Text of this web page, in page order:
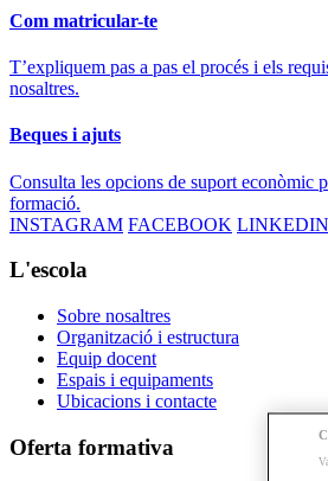
Com matricular-te
T’expliquem pas a pas el procés i els
nosaltres.
Beques i ajuts
Consulta les opcions de suport econòmic
formació.
INSTAGRAM FACEBOOK LINKEDIN
L'escola
Sobre nosaltres
Organització i estructura
Equip docent
Espais i equipaments
Ubicacions i contacte
Oferta formativa